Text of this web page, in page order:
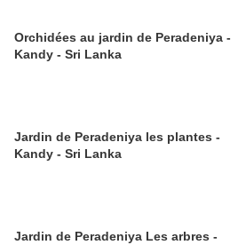
Orchidées au jardin de Peradeniya -
Kandy - Sri Lanka
Jardin de Peradeniya les plantes -
Kandy - Sri Lanka
Jardin de Peradeniya Les arbres -